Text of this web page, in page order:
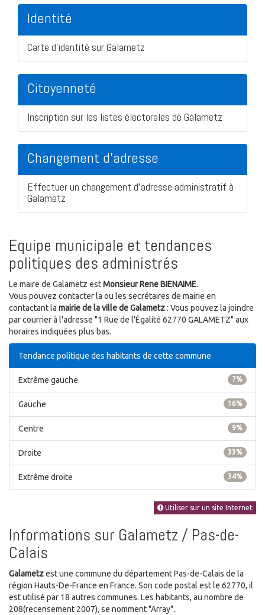
Identité
Carte d'identité sur Galametz
Citoyenneté
Inscription sur les listes électorales de Galametz
Changement d'adresse
Effectuer un changement d'adresse administratif à
Galametz
Equipe municipale et tendances
politiques des administrés
Le maire de Galametz estMonsieur Rene BIENAIME.
Vous pouvez contacter la ou les secrétaires de mairie en
contactant la mairie de la ville de Galametz: Vous pouvez la joindre
par courrier à l'adresse "1 Rue de l'Égalité 62770 GALAMETZ" aux
horaires indiquées plus bas.
Tendance politique des habitants de cette commune
7%
Extrême gauche
16%
Gauche
9%
Centre
33%
Droite
34%
Extrême droite
Utiliser sur un site Internet
Informations sur Galametz / Pas-de-
Calais
Galametzest une commune du département Pas-de-Calais de la
région Hauts-De-France en France. Son code postal est le 62770, il
est utilisé par 18 autres communes. Les habitants, au nombre de
208(recensement 2007), se nomment "Array"..